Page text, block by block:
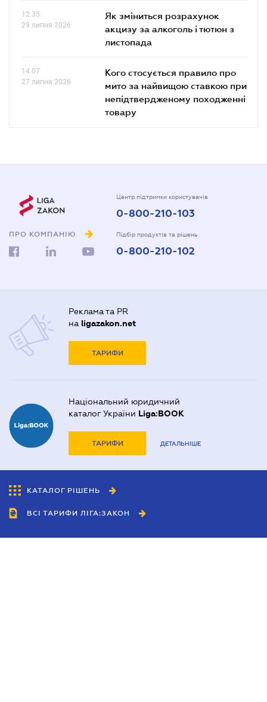
12.35
29 липня 2026
Як зміниться розрахунок
акцизу за алкоголь і тютюн з
листопада
14.07
27 липня 2026
Кого стосується правило про
мито за найвищою ставкою при
непідтвердженому походженні
товару
ПРО КОМПАНІЮ
Центр підтримки користувачів
0-800-210-103
Підбір продуктів та рішень
0-800-210-102
Реклама та PR
на ligazakon.net
ТАРИФИ
Національний юридичний
каталог України Liga:BOOK
ТАРИФИ ДЕТАЛЬНІШЕ
КАТАЛОГ РІШЕНЬ
ВСІ ТАРИФИ ЛІГА:ЗАКОН